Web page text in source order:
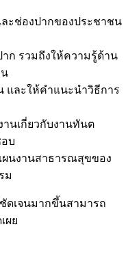
ะช่องปากของประชาชน
ก รวมถึงให้ความรู้ด้าน
และให้คำแนะนำวิธีการ
านเกี่ยวกับงานทันต
บ
นงานสาธารณสุขของ
ม
ดเจนมากขึ้นสามารถ
ผย